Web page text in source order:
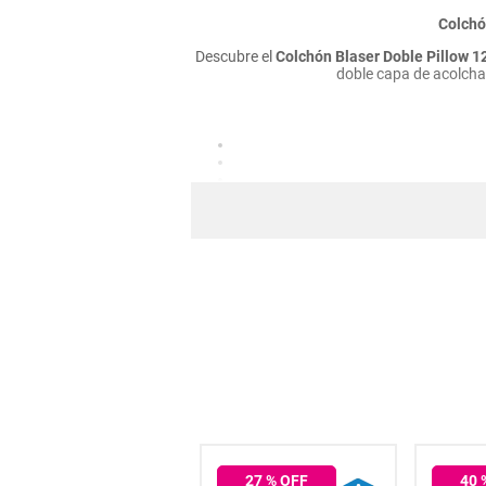
Descubre el Colchón Blaser Doble Pillow
doble capa de
27% OFF 40